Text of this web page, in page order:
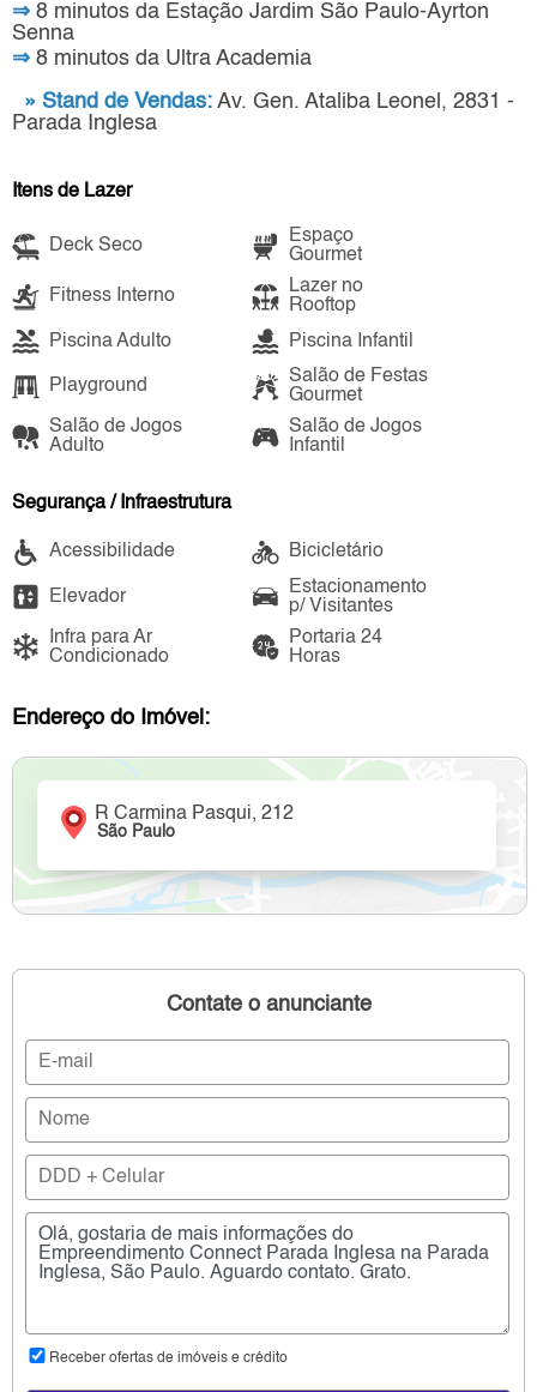
⇒ 8 minutos da Estação Jardim São Paulo-Ayrton
Senna
⇒ 8 minutos da Ultra Academia
» Stand de Vendas: Av. Gen. Ataliba Leonel, 2831 -
Parada Inglesa
Itens de Lazer
Deck Seco
Espaço
Gourmet
Fitness Interno
Lazer no
Rooftop
Piscina Adulto
Piscina Infantil
Playground
Salão de Festas
Gourmet
Salão de Jogos
Adulto
Salão de Jogos
Infantil
Segurança / Infraestrutura
Acessibilidade Bicicletário
Elevador
Estacionamento
p/ Visitantes
Infra para Ar
Condicionado
Portaria 24
Horas
Endereço do Imóvel:
R Carmina Pasqui, 212
São Paulo
Contate o anunciante
Receber ofertas de imóveis e crédito